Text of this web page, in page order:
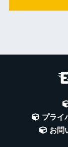
プライ
お問